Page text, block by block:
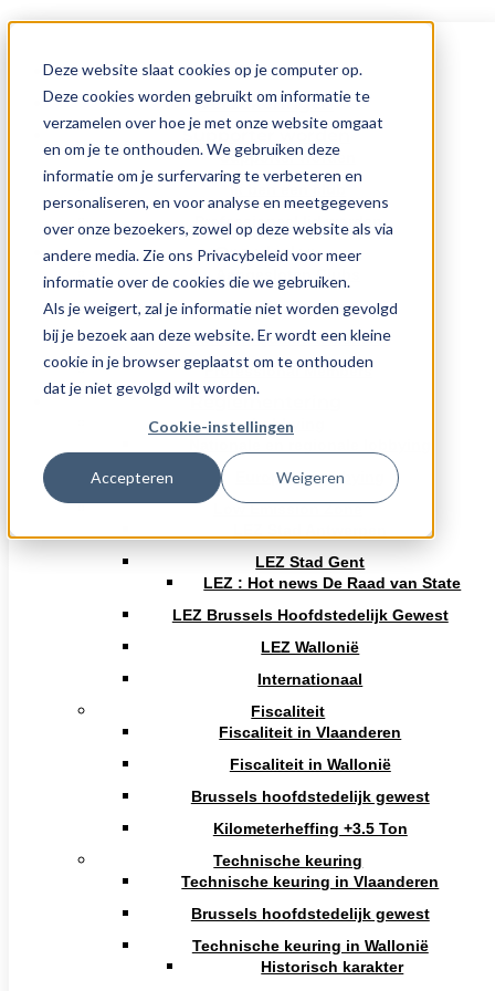
Deze website slaat cookies op je computer op.
Deze cookies worden gebruikt om informatie te
verzamelen over hoe je met onze website omgaat
en om je te onthouden. We gebruiken deze
informatie om je surfervaring te verbeteren en
personaliseren, en voor analyse en meetgegevens
over onze bezoekers, zowel op deze website als via
andere media. Zie ons Privacybeleid voor meer
informatie over de cookies die we gebruiken.
Als je weigert, zal je informatie niet worden gevolgd
bij je bezoek aan deze website. Er wordt een kleine
cookie in je browser geplaatst om te onthouden
dat je niet gevolgd wilt worden.
Cookie-instellingen
Accepteren Weigeren
Home
Verzekeringen
Supporter worden
Supporter worden
Ik ben een club
Professioneel lid worden
Onze leden
Aangesloten Clubs
Premium Partners
Oldtimer Qualified Member
Professional Members
Lobbying
Europese Lobbying
Low Emission Zone
LEZ Stad Gent
LEZ : Hot news De Raad van State
LEZ Brussels Hoofdstedelijk Gewest
LEZ Wallonië
Internationaal
Fiscaliteit
Fiscaliteit in Vlaanderen
Fiscaliteit in Wallonië
Brussels hoofdstedelijk gewest
Kilometerheffing +3.5 Ton
Technische keuring
Technische keuring in Vlaanderen
Brussels hoofdstedelijk gewest
Technische keuring in Wallonië
Historisch karakter
door Thierry Techy|
jul 29, 2026
Zoeken
Zoeken
Articles récents
MEER DAN 30.000 HANDTEKENINGEN ACHTER
DE HAND NAAR HET VLAAMS PARLEMENT
PETITIE WEGENVIGNET
OP 1 JULI HEBBEN WE OPNIEUW ACTIE
ONDERNOMEN ROND HET AANGEKONDIGDE
WEGENVIGNET.
OVERLEG MET VLAAMS BELANG
BEHVA VRAAGT PROPORTIONELE AANPAK BIJ
Commentaires récents
Volgen
BEHVA vzw
Buro & Design Center Esplanade 1 - Postbox 51
Bank : BE83 0012 6534 7115
VAT : BE 0435.957.689
Contact
02 377 13 46
Van Ma t/m Do – 09-12 u en 13-16 u